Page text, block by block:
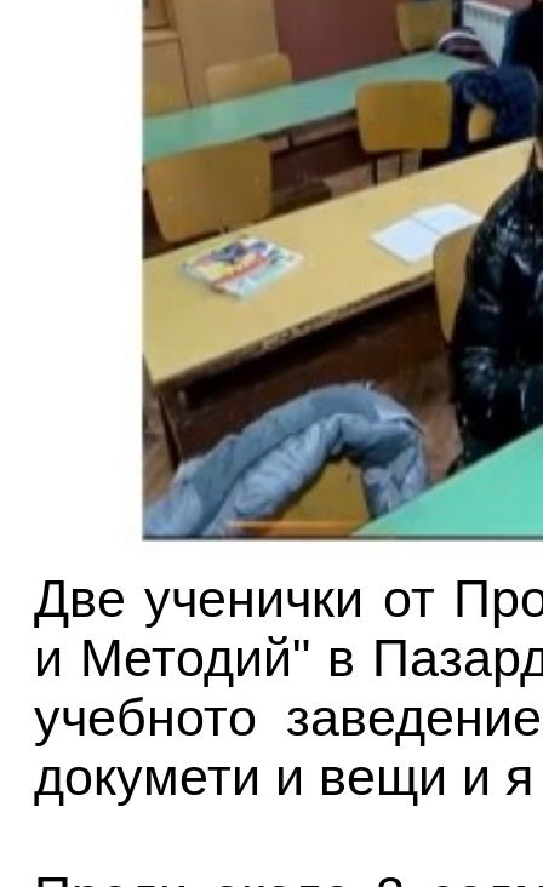
Две ученички от
и Методий" в
учебното
докумети и вещи и